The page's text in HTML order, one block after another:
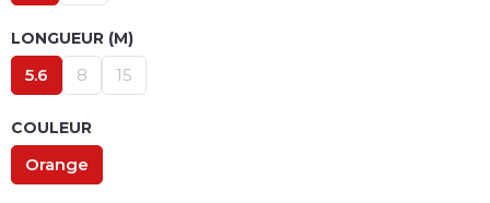
LONGUEUR (M)
5.6 8 15
COULEUR
Orange